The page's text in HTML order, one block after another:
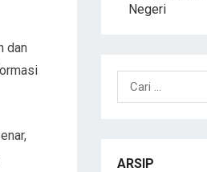
dan
Negeri
Cari
untuk:
ARSIP